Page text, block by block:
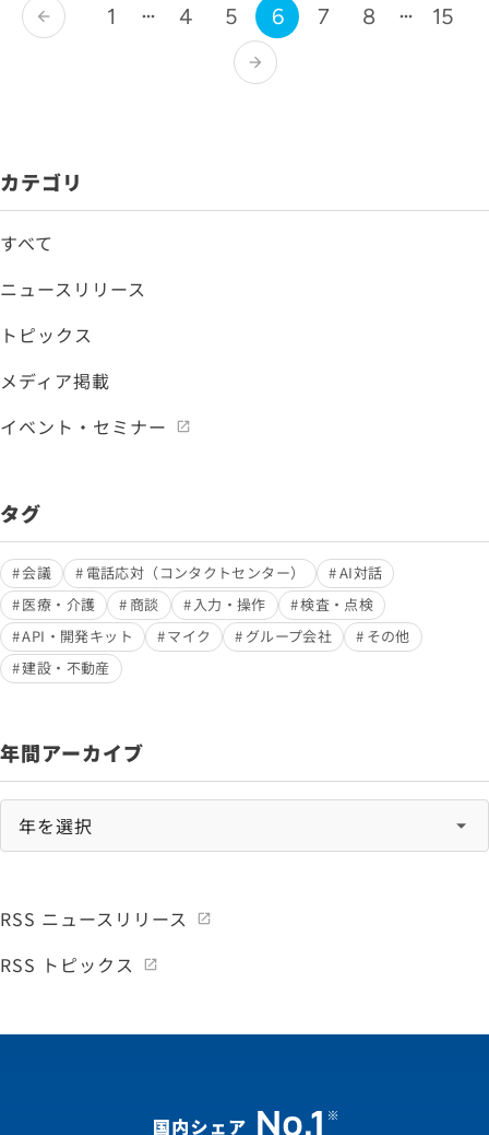
arrow_back 1 4 5 6 7 8 15
arrow_forward
カテゴリ
すべて
ニュースリリース
トピックス
メディア掲載
イベント・セミナー
タグ
会議 電話応対（コンタクトセンター）
AI対話
医療・介護
商談 入力・操作
検査・点検
API・開発キット
マイク グループ会社
その他
建設・不動産
年間アーカイブ
RSS ニュースリリース
RSS トピックス